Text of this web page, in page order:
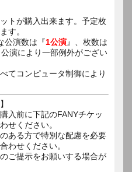
トが購入出来ます。予定枚
す。
公演数は『1公演』、枚数は
演により一部例外がござい
てコンピュータ制御により
入前に下記のFANYチケッ
せください。
ある方で特別な配慮を必要
わせください。
ご提示をお願いする場合が